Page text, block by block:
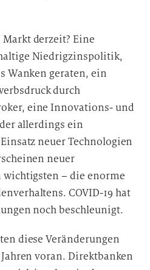
derzeit? Eine
Niedrigzinspolitik,
Wanken geraten, ein
durch
eine Innovations- und
allerdings ein
neuer Technologien
neuer
wichtigsten – die enorme
COVID-19 hat
noch beschleunigt.
diese Veränderungen
voran. Direktbanken